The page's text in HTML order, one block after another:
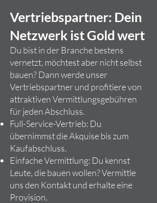
Vertriebspartner: Dein
Netzwerk ist Gold wert
Du bist in der Branche bestens
vernetzt, möchtest aber nicht selbst
bauen? Dann werde unser
Vertriebspartner und profitiere von
attraktiven Vermittlungsgebühren
für jeden Abschluss.
Full-Service-Vertrieb: Du
übernimmst die Akquise bis zum
Kaufabschluss.
Einfache Vermittlung: Du kennst
Leute, die bauen wollen? Vermittle
uns den Kontakt und erhalte eine
Provision.